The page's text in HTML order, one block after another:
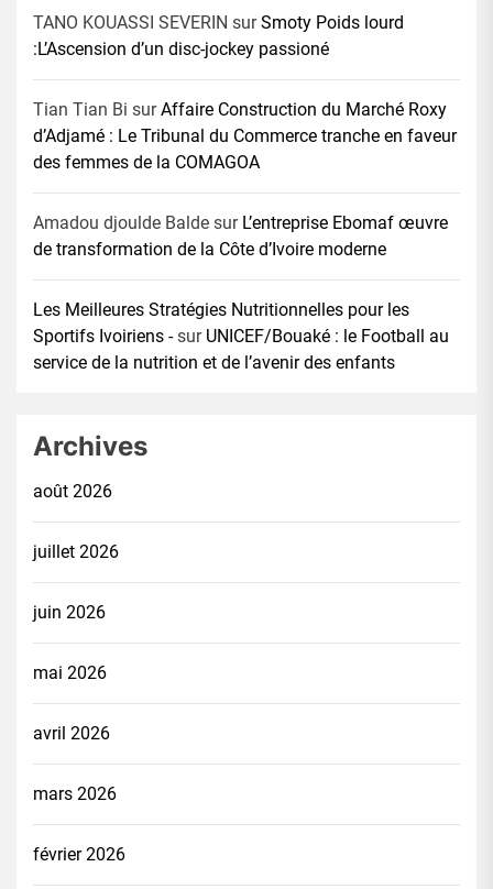
TANO KOUASSI SEVERIN surSmoty Poids lourd
:L’Ascension d’un disc-jockey passioné
Tian Tian Bi surAffaire Construction du Marché Roxy
d’Adjamé : Le Tribunal du Commerce tranche en faveur
des femmes de la COMAGOA
Amadou djoulde Balde sur L’entreprise Ebomaf œuvre
de transformation de la Côte d’Ivoire moderne
Les Meilleures Stratégies Nutritionnelles pour les
Sportifs Ivoiriens -sur UNICEF/Bouaké : le Football au
service de la nutrition et de l’avenir des enfants
Archives
août 2026
juillet 2026
juin 2026
mai 2026
avril 2026
mars 2026
février 2026